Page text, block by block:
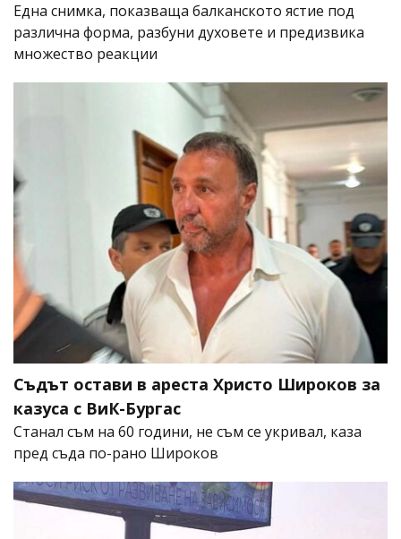
Една снимка, показваща балканското ястие под
различна форма, разбуни духовете и предизвика
множество реакции
Съдът остави в ареста Христо Широков за
казуса с ВиК-Бургас
Станал съм на 60 години, не съм се укривал, каза
пред съда по-рано Широков